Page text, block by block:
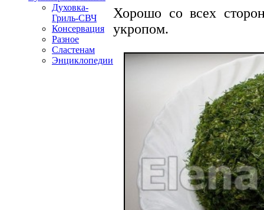
Духовка-
Гриль-СВЧ
Консервация
Разное
Сластенам
Энциклопедии
Хорошо со всех
укропом.